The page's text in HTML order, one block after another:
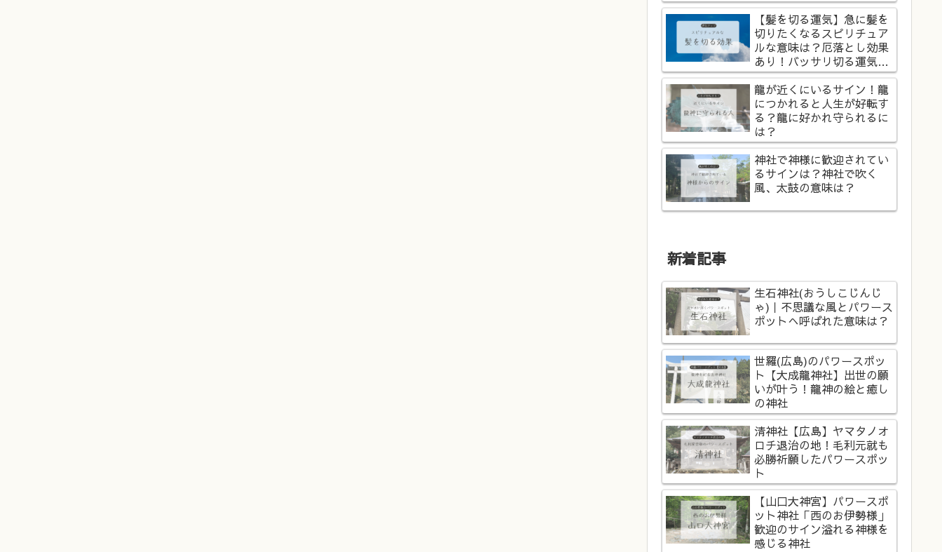
【髪を切る運気】急に髪を
切りたくなるスピリチュア
ルな意味は？厄落とし効果
あり！バッサリ切る運気
は？
龍が近くにいるサイン！龍
につかれると人生が好転す
る？龍に好かれ守られるに
は？
神社で神様に歓迎されてい
るサインは？神社で吹く
風、太鼓の意味は？
新着記事
生石神社(おうしこじんじ
ゃ)｜不思議な風とパワース
ポットへ呼ばれた意味は？
世羅(広島)のパワースポッ
ト【大成龍神社】出世の願
いが叶う！龍神の絵と癒し
の神社
清神社【広島】ヤマタノオ
ロチ退治の地！毛利元就も
必勝祈願したパワースポッ
ト
【山口大神宮】パワースポ
ット神社「西のお伊勢様」
歓迎のサイン溢れる神様を
感じる神社